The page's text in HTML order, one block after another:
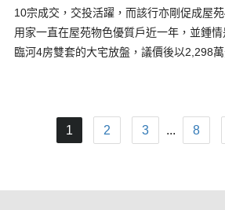
10宗成交，交投活躍，而該行亦剛促成屋
用家一直在屋苑物色優質戶近一年，並鍾
臨河4房雙套的大宅放盤，議價後以2,298
1 2 3 ... 8